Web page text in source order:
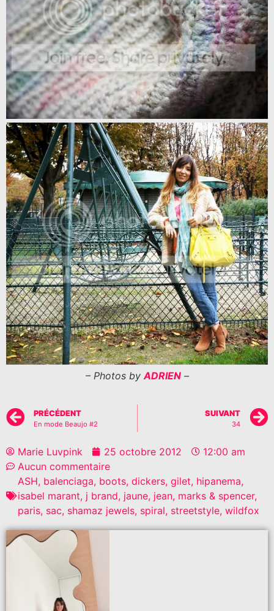
– Photos byADRIEN–
PRÉCÉDENT
En mode Beaujo #2
SUIVANT
34
Marie Luvpink 25 octobre 2012
12:00 am
Aucun commentaire
ASH, balenciaga, boots, dickers, gilet, hipanema,
isabel marant, j brand, jaune, jean, marks & spencer,
paris, sac, shamaz jewels, spiral, streetstyle, wildfox